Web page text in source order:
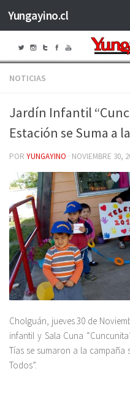
Saltar al contenido
Yungayino.cl
NOTICIAS
Jardín Infantil
Estación se Suma a
POR YUNGAYINO · NOVIEMBRE 30,
Cholguán, jueves 30 de
infantil y Sala Cuna
Tías se sumaron a la campaña
Todos”.